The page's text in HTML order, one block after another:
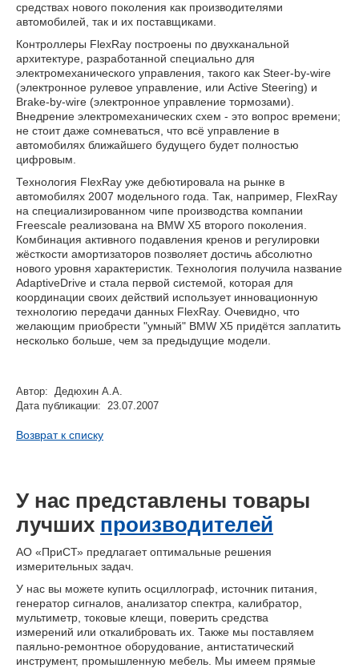
средствах нового поколения как производителями
автомобилей, так и их поставщиками.
Контроллеры FlexRay построены по двухканальной
архитектуре, разработанной специально для
электромеханического управления, такого как Steer-by-wire
(электронное рулевое управление, или Active Steering) и
Brake-by-wire (электронное управление тормозами).
Внедрение электромеханических схем - это вопрос времени;
не стоит даже сомневаться, что всё управление в
автомобилях ближайшего будущего будет полностью
цифровым.
Технология FlexRay уже дебютировала на рынке в
автомобилях 2007 модельного года. Так, например, FlexRay
на специализированном чипе производства компании
Freescale реализована на BMW X5 второго поколения.
Комбинация активного подавления кренов и регулировки
жёсткости амортизаторов позволяет достичь абсолютно
нового уровня характеристик. Технология получила название
AdaptiveDrive и стала первой системой, которая для
координации своих действий использует инновационную
технологию передачи данных FlexRay. Очевидно, что
желающим приобрести "умный" BMW X5 придётся заплатить
несколько больше, чем за предыдущие модели.
Автор: Дедюхин А.А.
Дата публикации: 23.07.2007
Возврат к списку
У нас представлены товары
лучших производителей
АО «ПриСТ» предлагает оптимальные решения
измерительных задач.
У нас вы можете купить осциллограф, источник питания,
генератор сигналов, анализатор спектра, калибратор,
мультиметр, токовые клещи, поверить средства
измерений или откалибровать их. Также мы поставляем
паяльно-ремонтное оборудование, антистатический
инструмент, промышленную мебель. Мы имеем прямые